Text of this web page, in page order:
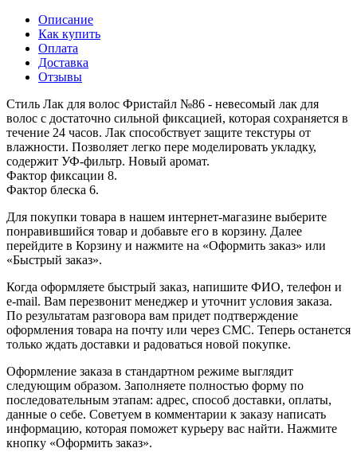
Описание
Как купить
Оплата
Доставка
Отзывы
Стиль Лак для волос Фристайл №86 - невесомый лак для
волос с достаточно сильной фиксацией, которая сохраняется в
течение 24 часов. Лак способствует защите текстуры от
влажности. Позволяет легко пере моделировать укладку,
содержит УФ-фильтр. Новый аромат.
Фактор фиксации 8.
Фактор блеска 6.
Для покупки товара в нашем интернет-магазине выберите
понравившийся товар и добавьте его в корзину. Далее
перейдите в Корзину и нажмите на «Оформить заказ» или
«Быстрый заказ».
Когда оформляете быстрый заказ, напишите ФИО, телефон и
e-mail. Вам перезвонит менеджер и уточнит условия заказа.
По результатам разговора вам придет подтверждение
оформления товара на почту или через СМС. Теперь останется
только ждать доставки и радоваться новой покупке.
Оформление заказа в стандартном режиме выглядит
следующим образом. Заполняете полностью форму по
последовательным этапам: адрес, способ доставки, оплаты,
данные о себе. Советуем в комментарии к заказу написать
информацию, которая поможет курьеру вас найти. Нажмите
кнопку «Оформить заказ».